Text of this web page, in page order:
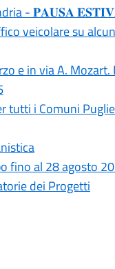
- 𝐏𝐀𝐔𝐒𝐀
veicolare su
e in via A.
i Comuni
fino al 28 agosto
dei Progetti